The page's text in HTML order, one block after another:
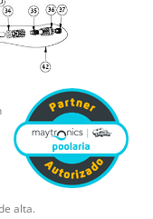
alta.